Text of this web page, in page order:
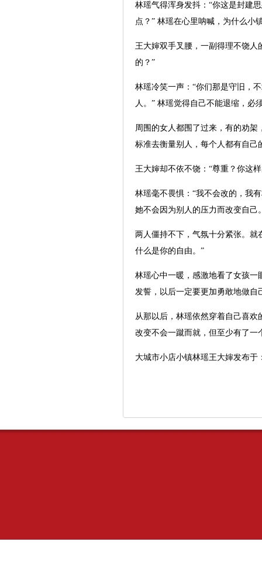
林瑶气得浑身发抖：“你这是封建
点？” 林瑶在心里呐喊，为什么小
王大婶双手叉腰，一副得理不饶人
的？”
林瑶冷笑一声：“你们那是守旧，
人。” 林瑶觉得自己不能退缩，必
周围的女人都围了过来，有的劝
标准去衡量别人，每个人都有自己
王大婶却不依不饶：“尊重？你这
林瑶毫不畏惧：“我不会改的，我
她不会因为别人的压力而改变自己
两人僵持不下，气氛十分紧张。
什么是你的自由。”
林瑶心中一暖，感激地看了女孩
发誓，以后一定要更加勇敢地做自
从那以后，林瑶依然穿着自己喜
改变不会一蹴而就，但至少有了一
大城市小店小镇林瑶王大婶发布